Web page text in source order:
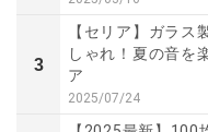
3
【セリア】ガラス
しゃれ！夏の音を
ア
2025/07/24